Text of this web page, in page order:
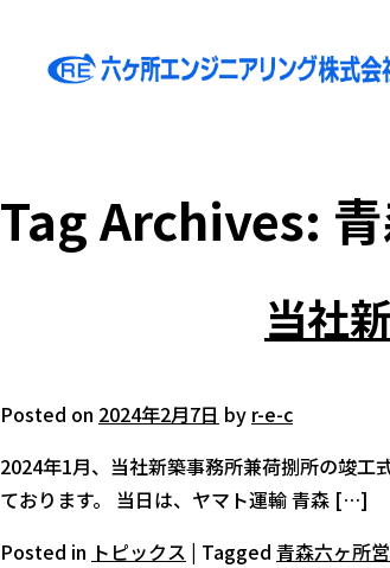
Tag Archives:
当社
Posted on 2024年2月7日 by r-e-c
2024年1月、当社新築事務所兼荷捌所の竣工
ております。 当日は、ヤマト運輸 青森 […]
Posted in トピックス | Tagged 青森六ヶ所